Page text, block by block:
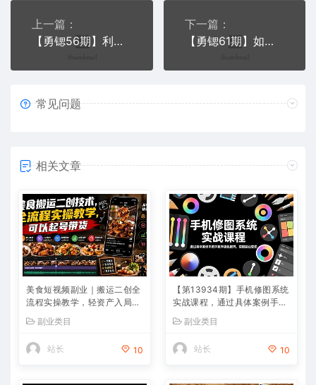
上一篇：
【勇锶56期】利用cr考试，操作虚拟资源网赚项目，引流+变现日赚500！
下一篇：
【勇锶61期】如何快速变现？高效打造个人品牌，从0收入到手握100万
常见问题
相关文章
美食短视频副业｜搬运二创全
流程实操教学，轻资产入局赛
道，掌握账号起号与带货实操
方法
副业类目
站长 10
【第13934期】手机修图系统
实战课程，通过具体案例手把
手教学调色技巧，实现副业变
现
副业类目
站长 10